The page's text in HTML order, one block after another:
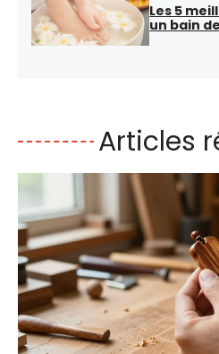
Les 5
un bain
Articles